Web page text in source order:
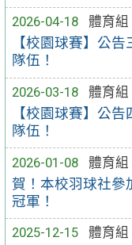
2026-04-18
體育組
【校園球賽】公
隊伍！
2026-03-18
體育組
【校園球賽】公
隊伍！
2026-01-08
體育組
賀！本校羽球社參
冠軍！
2025-12-15
體育組